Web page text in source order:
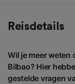
Reisdetails
Wil je meer weten
Bilbao? Hier
gestelde vragen